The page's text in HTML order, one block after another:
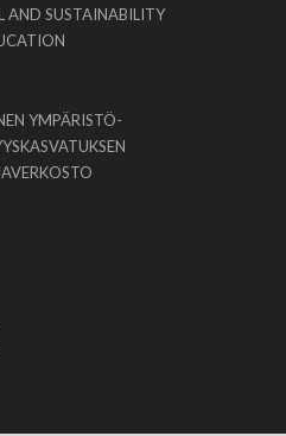
AND SUSTAINABILITY
YMPÄRISTÖ-